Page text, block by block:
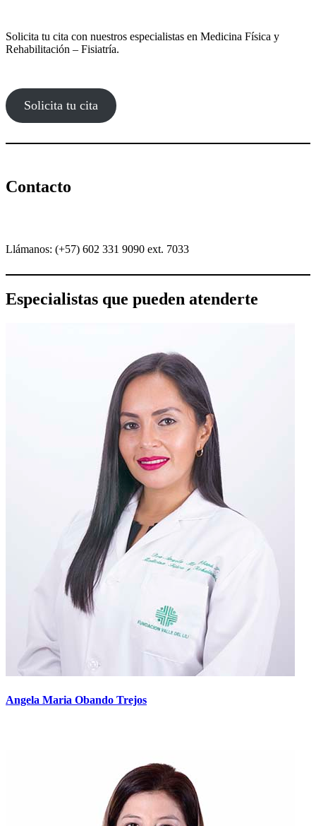
Solicita tu cita con nuestros especialistas en Medicina Física y
Rehabilitación – Fisiatría.
Solicita tu cita
Contacto
Llámanos: (+57) 602 331 9090 ext. 7033
Especialistas que pueden atenderte
Angela Maria Obando Trejos